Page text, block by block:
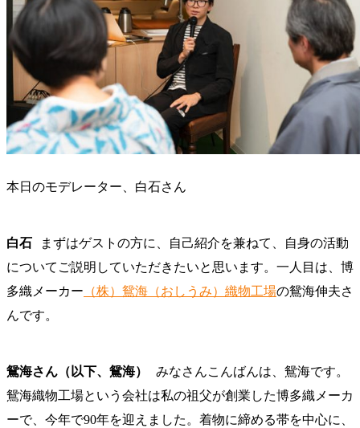
本日のモデレーター、白石さん
白石
まずはゲストの方に、自己紹介を兼ねて、自身の活動
についてご説明していただきたいと思います。一人目は、博
多織メーカー （株）鴛海（おしうみ）織物工場の鴛海伸夫さ
んです。
鴛海さん（以下、鴛海）
みなさんこんばんは、鴛海です。
鴛海織物工場という会社は私の祖父が創業した博多織メーカ
ーで、今年で90年を迎えました。着物に締める帯を中心に、